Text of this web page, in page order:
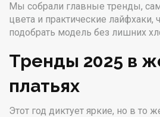
Мы собрали главные тренды,
цвета и практические
подобрать модель без лишних
Тренды 2025 в
платьях
Этот год диктует яркие, но в то